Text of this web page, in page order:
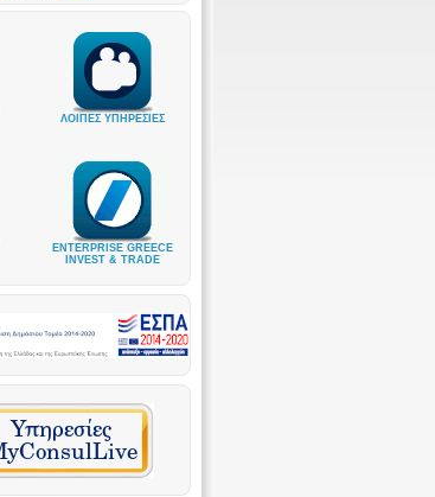
ΛΟΙΠΕΣ ΥΠΗΡΕΣΙΕΣ
ENTERPRISE GREECE
INVEST & TRADE